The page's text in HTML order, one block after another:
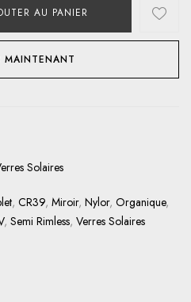
AU PANIER
MAINTENANT
Solaires
, CR39, Miroir, Nylor, Organique,
, Semi Rimless, Verres Solaires